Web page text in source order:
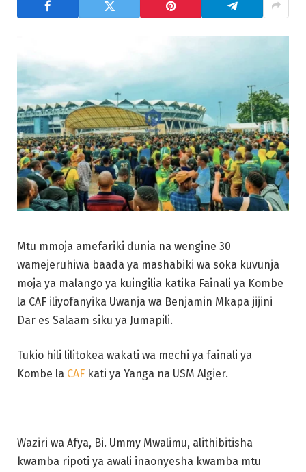
Mtu mmoja amefariki dunia na wengine 30
wamejeruhiwa baada ya mashabiki wa soka kuvunja
moja ya malango ya kuingilia katika Fainali ya Kombe
la CAF iliyofanyika Uwanja wa Benjamin Mkapa jijini
Dar es Salaam siku ya Jumapili.
Tukio hili lilitokea wakati wa mechi ya fainali ya
Kombe la CAF kati ya Yanga na USM Algier.
Waziri wa Afya, Bi. Ummy Mwalimu, alithibitisha
kwamba ripoti ya awali inaonyesha kwamba mtu